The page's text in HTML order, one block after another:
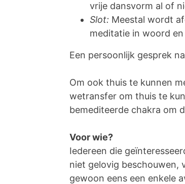
vrije dansvorm al of
Slot: Meestal wordt
meditatie in woord
Een persoonlijk gesprek
Om ook thuis te kunnen
wetransfer om thuis te
bemediteerde chakra om
Voor wie?
Iedereen die
niet gelovig beschouwen,
gewoon eens een enkele